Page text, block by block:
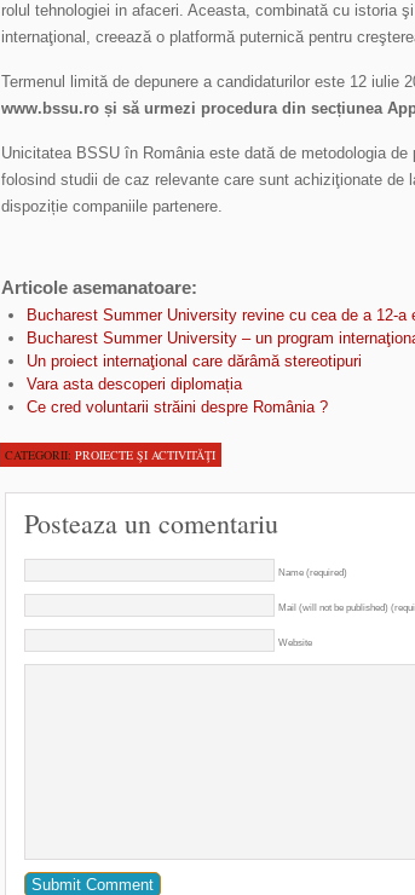
rolul tehnologiei in afaceri. Aceasta, combinată cu istoria
internaţional, creează o platformă puternică pentru
Termenul limită de depunere a candidaturilor este 12 iulie
www.bssu.ro și să urmezi procedura din secțiunea
Unicitatea BSSU în România este dată de metodologia
folosind studii de caz relevante care sunt achiziţionate de
dispoziție companiile partenere.
Articole asemanatoare:
Bucharest Summer University revine cu cea de a 12-a
Bucharest Summer University – un program
Un proiect internaţional care dărâmă stereotipuri
Vara asta descoperi diplomația
Ce cred voluntarii străini despre România ?
CATEGORII: PROIECTE ŞI ACTIVITĂŢI
Posteaza un comentariu
Name (required)
Mail (will not be published)
Website